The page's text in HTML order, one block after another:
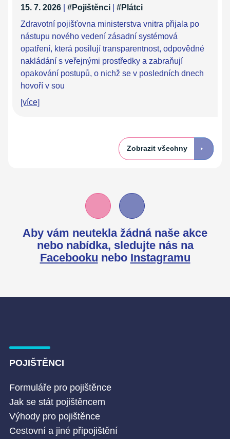
15. 7. 2026 #Pojištěnci
#Plátci
Zdravotní pojišťovna ministerstva vnitra přijala po
nástupu nového vedení zásadní systémová
opatření, která posilují transparentnost, odpovědné
nakládání s veřejnými prostředky a zabraňují
opakování postupů, o nichž se v posledních dnech
hovoří v sou
[více]
Zobrazit všechny
Aby vám neutekla žádná naše akce
nebo nabídka, sledujte nás na
Facebooku nebo Instagramu
POJIŠTĚNCI
Formuláře pro pojištěnce
Jak se stát pojištěncem
Výhody pro pojištěnce
Cestovní a jiné připojištění